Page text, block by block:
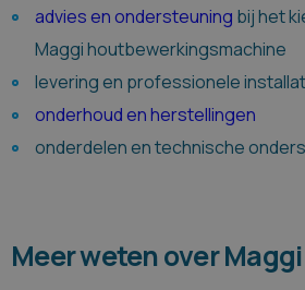
advies en ondersteuning bij het
Maggi houtbewerkingsmachine
levering en professionele
onderhoud en herstellingen
onderdelen en technische
Meer weten over